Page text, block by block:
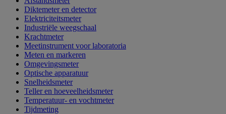
Diktemeter en detector
Elektriciteitsmeter
Industriële weegschaal
Krachtmeter
Meetinstrument voor laboratoria
Meten en markeren
Omgevingsmeter
Optische apparatuur
Snelheidsmeter
Teller en hoeveelheidsmeter
Temperatuur- en vochtmeter
Tijdmeting